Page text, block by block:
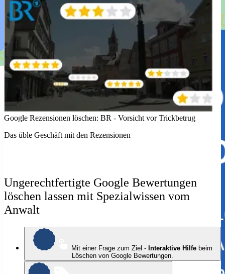
Google Rezensionen löschen: BR - Vorsicht vor Trickbetrug
Das üble Geschäft mit den Rezensionen
Ungerechtfertigte Google Bewertungen
löschen lassen mit Spezialwissen vom
Anwalt
Mit einer Frage zum Ziel - Interaktive Hilfebeim
Löschen von Google Bewertungen.